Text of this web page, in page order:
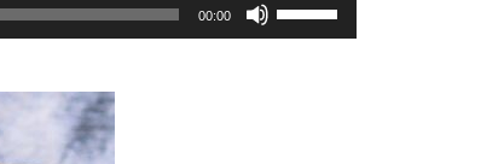
00:00